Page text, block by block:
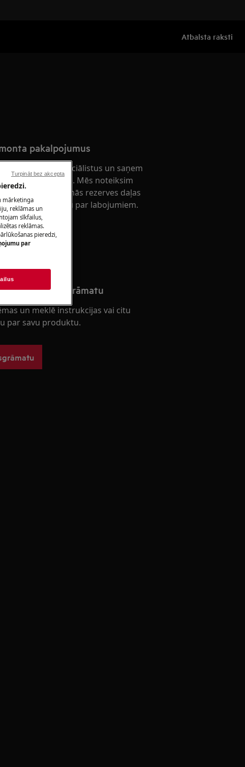
Atbalsta raksti
pakalpojumus
servisa speciālistus un saņem
ierīces remontu. Mēs noteiksim
un nepieciešamās rezerves daļas
jums fiksētu cenu par labojumiem.
rokasgrāmatu
un meklē instrukcijas vai citu
par savu produktu.
mārketinga
reklāmas un
sīkfailus,
reklāmas.
pieredzi,
par
Turpināt bez akcepta